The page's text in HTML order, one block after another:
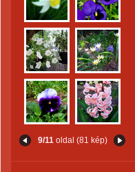
9/11 oldal (81 kép)